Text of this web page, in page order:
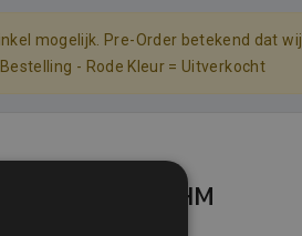
mogelijk. Pre-Order betekend dat wij
- Rode Kleur = Uitverkocht
BADGE CHM